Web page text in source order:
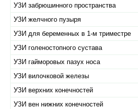
УЗИ забрюшинного пространства
УЗИ желчного пузыря
УЗИ для беременных в 1-м триместре
УЗИ голеностопного сустава
УЗИ гайморовых пазух носа
УЗИ вилочковой железы
УЗИ верхних конечностей
УЗИ вен нижних конечностей